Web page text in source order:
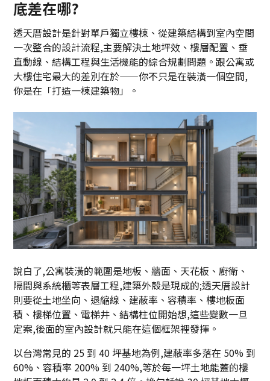
底差在哪?
透天厝設計是針對單戶獨立樓棟、從建築結構到室內空間
一次整合的設計流程,主要解決土地坪效、樓層配置、垂
直動線、結構工程與生活機能的綜合規劃問題。跟公寓或
大樓住宅最大的差別在於——你不只是在裝潢一個空間,
你是在「打造一棟建築物」。
說白了,公寓裝潢的範圍是地板、牆面、天花板、廚衛、
隔間與系統櫃等表層工程,建築外殼是現成的;透天厝設計
則要從土地坐向、退縮線、建蔽率、容積率、樓地板面
積、樓梯位置、電梯井、結構柱位開始想,這些變數一旦
定案,後面的室內設計就只能在這個框架裡發揮。
以台灣常見的 25 到 40 坪基地為例,建蔽率多落在 50% 到
60%、容積率 200% 到 240%,等於每一坪土地能蓋的樓